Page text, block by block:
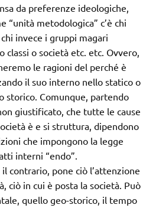
da preferenze ideologiche,
“unità metodologica” c’è chi
invece i gruppi magari
classi o società etc. etc. Ovvero,
le ragioni del perché è
il suo interno nello statico o
storico. Comunque, partendo
giustificato, che tutte le cause
è e si struttura, dipendono
che impongono la legge
interni “endo”.
contrario, pone ciò l’attenzione
ciò in cui è posta la società. Può
quello geo-storico, il tempo